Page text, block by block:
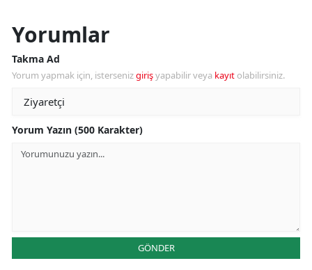
Yorumlar
Takma Ad
Yorum yapmak için, istersenizgirişyapabilir veya kayıt olabilirsiniz.
Yorum Yazın (500 Karakter)
GÖNDER